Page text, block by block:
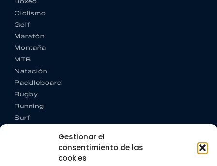
Gestionar el
consentimiento de las
cookies
Ciclismo
Golf
Maratón
Montaña
MTB
Natación
Paddleboard
Rugby
Running
Surf
CONTACTO